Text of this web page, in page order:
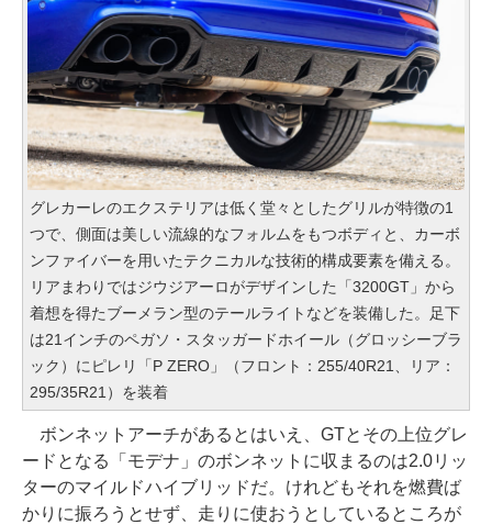
グレカーレのエクステリアは低く堂々としたグリルが特徴の1
つで、側面は美しい流線的なフォルムをもつボディと、カーボ
ンファイバーを用いたテクニカルな技術的構成要素を備える。
リアまわりではジウジアーロがデザインした「3200GT」から
着想を得たブーメラン型のテールライトなどを装備した。足下
は21インチのペガソ・スタッガードホイール（グロッシーブラ
ック）にピレリ「P ZERO」（フロント：255/40R21、リア：
295/35R21）を装着
ボンネットアーチがあるとはいえ、GTとその上位グレ
ードとなる「モデナ」のボンネットに収まるのは2.0リッ
ターのマイルドハイブリッドだ。けれどもそれを燃費ば
かりに振ろうとせず、走りに使おうとしているところが